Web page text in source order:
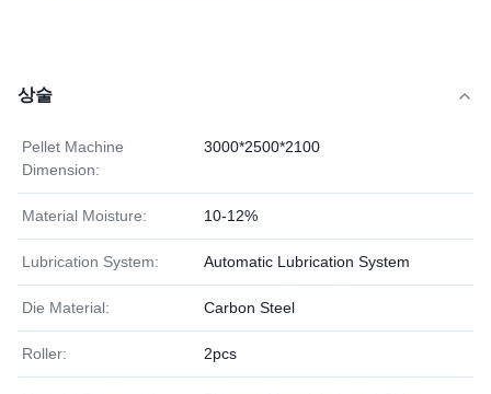
상술
Pellet Machine
Dimension:
3000*2500*2100
Material Moisture: 10-12%
Lubrication System: Automatic Lubrication System
Die Material: Carbon Steel
Roller: 2pcs